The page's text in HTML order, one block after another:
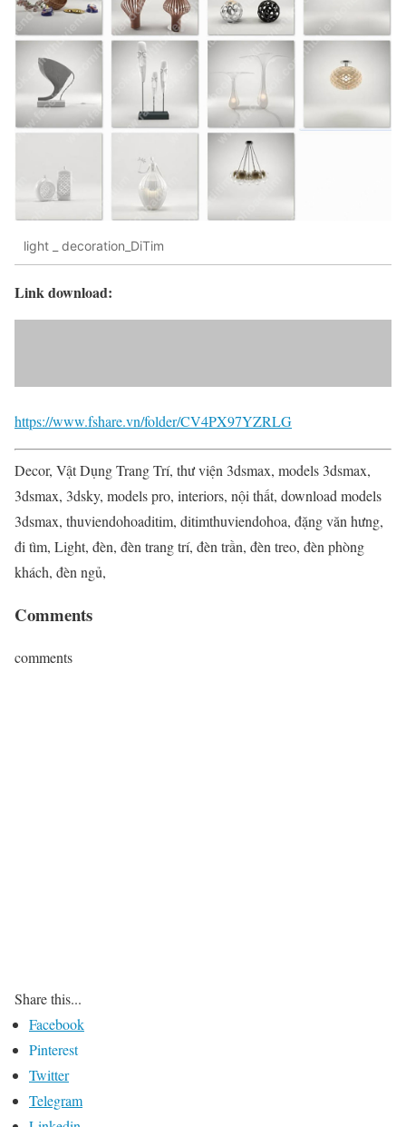
light _ decoration_DiTim
Link download:
https://www.fshare.vn/folder/CV4PX97YZRLG
Decor, Vật Dụng Trang Trí, thư viện 3dsmax, models 3dsmax,
3dsmax, 3dsky, models pro, interiors, nội thất, download models
3dsmax, thuviendohoaditim, ditimthuviendohoa, đặng văn hưng,
đi tìm, Light, đèn, đèn trang trí, đèn trần, đèn treo, đèn phòng
khách, đèn ngủ,
Comments
comments
Share this...
Facebook
Pinterest
Twitter
Telegram